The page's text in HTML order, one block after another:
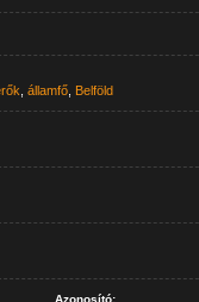
,államfő Belföld
Azonosító: